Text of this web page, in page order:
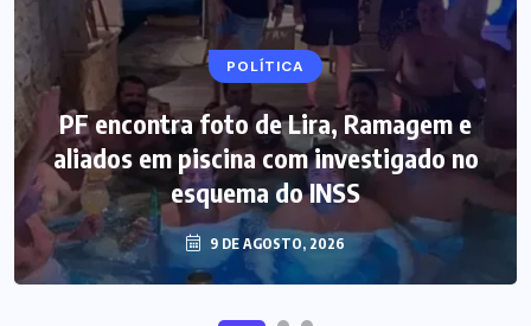
POLÍTICA
PF encontra foto de Lira, Ramagem e
aliados em piscina com investigado no
esquema do INSS
9 DE AGOSTO, 2026